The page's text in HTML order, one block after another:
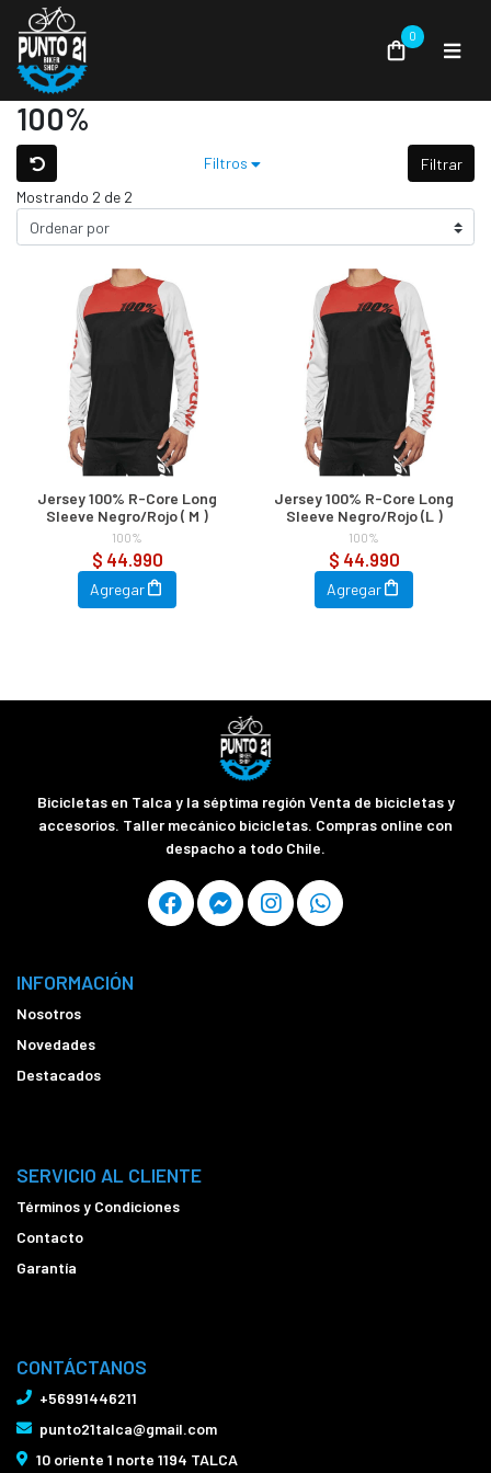
0
100%
Filtros
Filtrar
Mostrando 2 de 2
Jersey 100% R-Core Long
Sleeve Negro/Rojo ( M )
100%
$ 44.990
Agregar
Jersey 100% R-Core Long
Sleeve Negro/Rojo (L )
100%
$ 44.990
Agregar
Bicicletas en Talca y la séptima región Venta de bicicletas y
accesorios. Taller mecánico bicicletas. Compras online con
despacho a todo Chile.
INFORMACIÓN
Nosotros
Novedades
Destacados
SERVICIO AL CLIENTE
Términos y Condiciones
Contacto
Garantía
CONTÁCTANOS
+56991446211
punto21talca@gmail.com
10 oriente 1 norte 1194 TALCA